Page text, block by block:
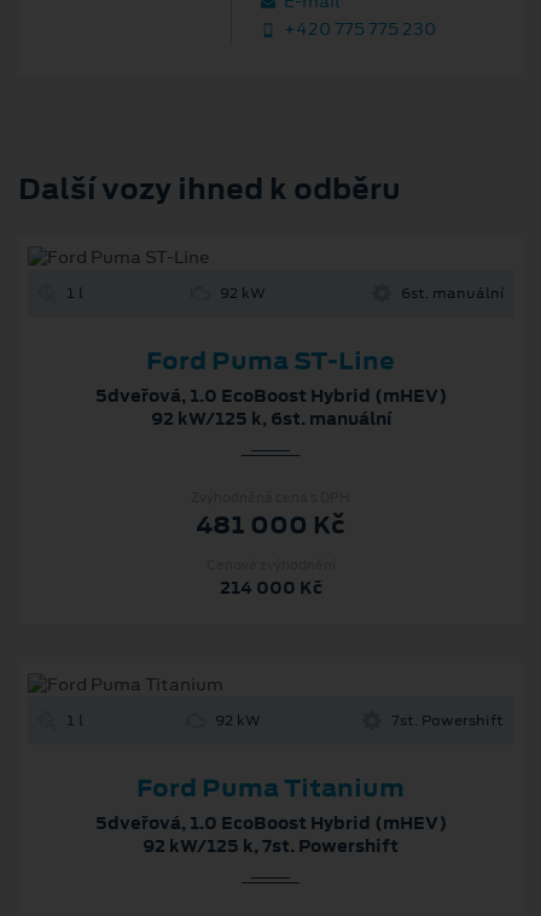
+420 775 775 230
Další vozy ihned k odběru
1 l 92 kW 6st. manuální
Ford Puma ST-Line
5dveřová, 1.0 EcoBoost Hybrid (mHEV)
92 kW/125 k, 6st. manuální
481 000 Kč
214 000 Kč
1 l 92 kW 7st. Powershift
Ford Puma Titanium
5dveřová, 1.0 EcoBoost Hybrid (mHEV)
92 kW/125 k, 7st. Powershift